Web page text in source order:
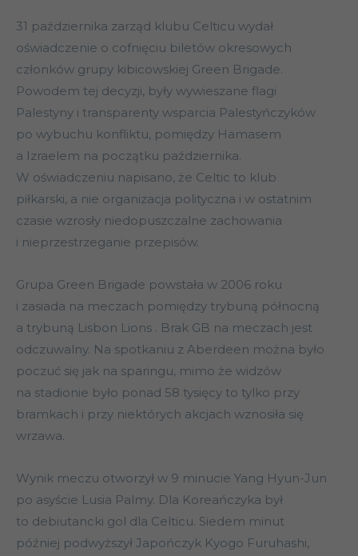
31 października zarząd klubu Celticu wydał
oświadczenie o cofnięciu biletów okresowych
członków grupy kibicowskiej Green Brigade.
Powodem tej decyzji, były wywieszane flagi
Palestyny i transparenty wsparcia Palestyńczyków
po wybuchu konfliktu, pomiędzy Hamasem
a Izraelem na początku października.
W oświadczeniu napisano, że Celtic to klub
piłkarski, a nie organizacja polityczna i w ostatnim
czasie wzrosły niedopuszczalne zachowania
i nieprzestrzeganie przepisów.
Grupa Green Brigade powstała w 2006 roku
i zasiada na meczach pomiędzy trybuną północną
a trybuną Lisbon Lions . Brak GB na meczach jest
odczuwalny. Na spotkaniu z Aberdeen można było
poczuć się jak na sparingu, mimo że widzów
na stadionie było ponad 58 tysięcy to tylko przy
bramkach i przy niektórych akcjach wznosiła się
wrzawa.
Wynik meczu otworzył w 9 minucie Yang Hyun-Jun
po asyście Lusia Palmy. Dla Koreańczyka był
to debiutancki gol dla Celticu. Siedem minut
później podwyższył Japończyk Kyogo Furuhashi,